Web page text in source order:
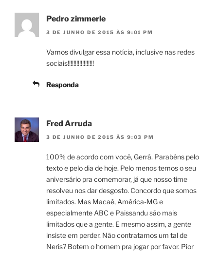
Pedro zimmerle
3 DE JUNHO DE 2015 ÀS 9:01 PM
Vamos divulgar essa notícia, inclusive nas redes
sociais!!!!!!!!!!!!!!!!!!
Responda
Fred Arruda
3 DE JUNHO DE 2015 ÀS 9:03 PM
100% de acordo com você, Gerrá. Parabéns pelo
texto e pelo dia de hoje. Pelo menos temos o seu
aniversário pra comemorar, já que nosso time
resolveu nos dar desgosto. Concordo que somos
limitados. Mas Macaé, América-MG e
especialmente ABC e Paissandu são mais
limitados que a gente. E mesmo assim, a gente
insiste em perder. Não contratamos um tal de
Neris? Botem o homem pra jogar por favor. Pior